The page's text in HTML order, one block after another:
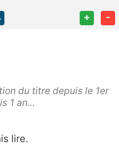
+ -
du titre depuis le 1er
1 an...
lire.